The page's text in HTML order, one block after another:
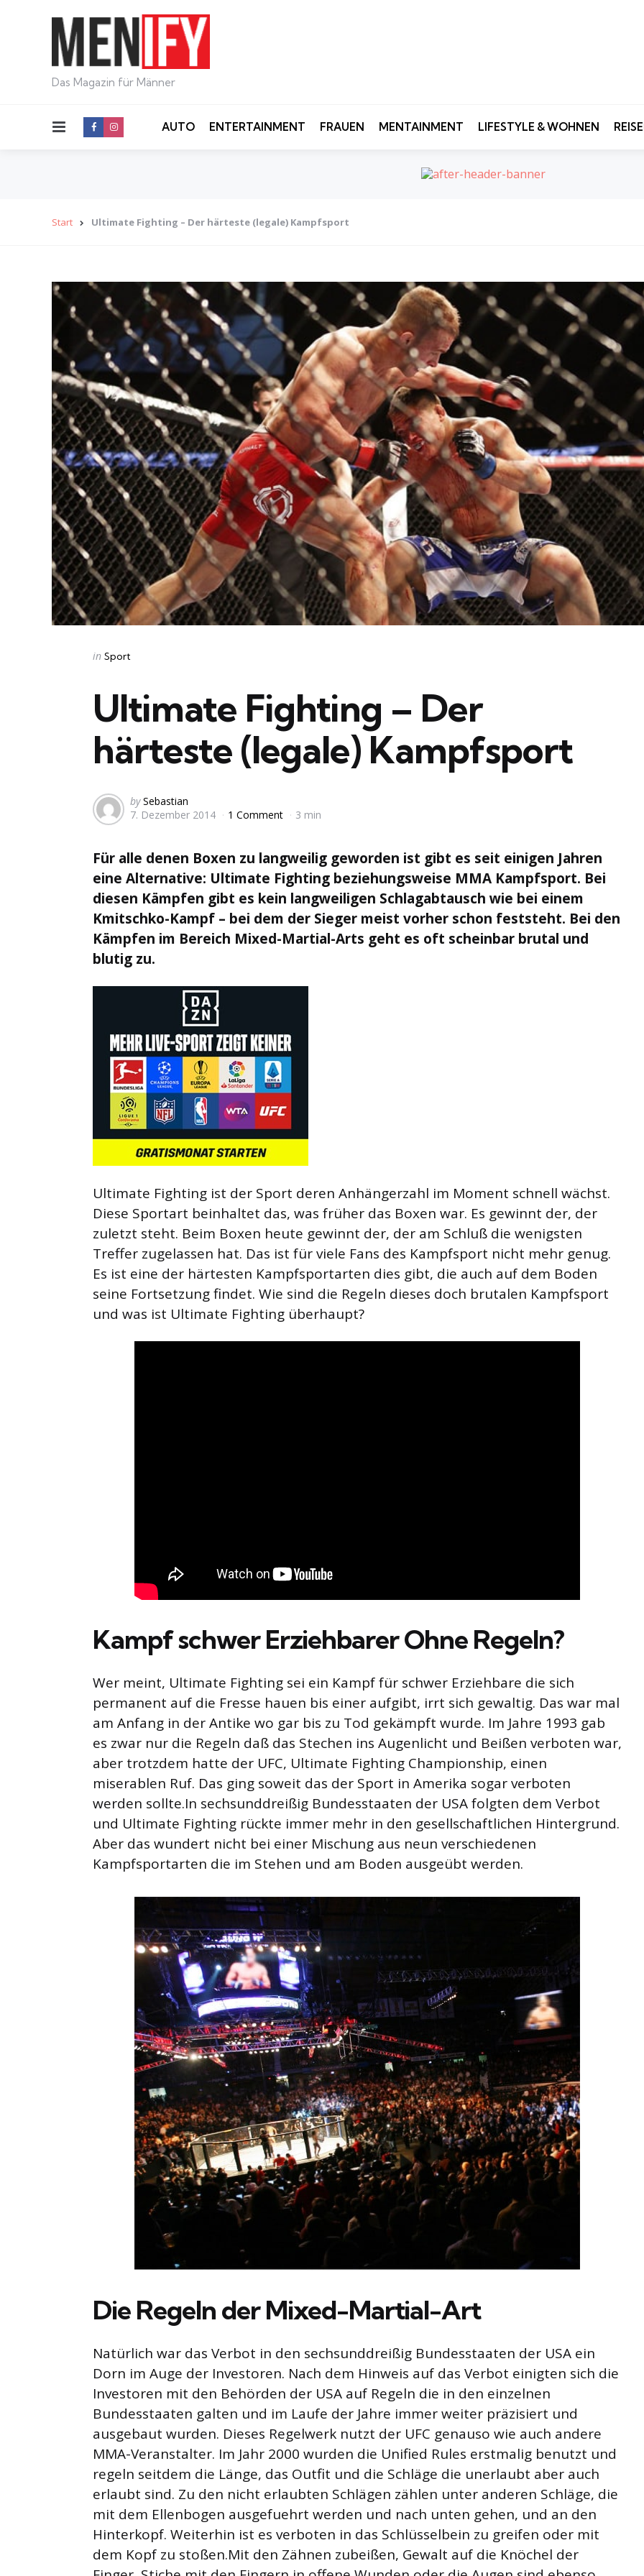
Das Magazin für Männer
Menu AUTO ENTERTAINMENT FRAUEN MENTAINMENT LIFESTYLE & WOHNEN
Start Ultimate Fighting – Der härteste (legale) Kampfsport
Categories
Posted
in Sport
Ultimate Fighting – Der
härteste (legale) Kampfsport
Posted
by
by Sebastian
7. Dezember 2014
1 Comment 3 min
Für alle denen Boxen zu langweilig geworden ist gibt es seit einigen Jahren
eine Alternative: Ultimate Fighting beziehungsweise MMA Kampfsport. Bei
diesen Kämpfen gibt es kein langweiligen Schlagabtausch wie bei einem
Kmitschko-Kampf – bei dem der Sieger meist vorher schon feststeht. Bei den
Kämpfen im Bereich Mixed-Martial-Arts geht es oft scheinbar brutal und
blutig zu.
Ultimate Fighting ist der Sport deren Anhängerzahl im Moment schnell wächst.
Diese Sportart beinhaltet das, was früher das Boxen war. Es gewinnt der, der
zuletzt steht. Beim Boxen heute gewinnt der, der am Schluß die wenigsten
Treffer zugelassen hat. Das ist für viele Fans des Kampfsport nicht mehr genug.
Es ist eine der härtesten Kampfsportarten dies gibt, die auch auf dem Boden
seine Fortsetzung findet. Wie sind die Regeln dieses doch brutalen Kampfsport
und was ist Ultimate Fighting überhaupt?
Kampf schwer Erziehbarer Ohne Regeln?
Wer meint, Ultimate Fighting sei ein Kampf für schwer Erziehbare die sich
permanent auf die Fresse hauen bis einer aufgibt, irrt sich gewaltig. Das war mal
am Anfang in der Antike wo gar bis zu Tod gekämpft wurde. Im Jahre 1993 gab
es zwar nur die Regeln daß das Stechen ins Augenlicht und Beißen verboten war,
aber trotzdem hatte der UFC, Ultimate Fighting Championship, einen
miserablen Ruf. Das ging soweit das der Sport in Amerika sogar verboten
werden sollte.In sechsunddreißig Bundesstaaten der USA folgten dem Verbot
und Ultimate Fighting rückte immer mehr in den gesellschaftlichen Hintergrund.
Aber das wundert nicht bei einer Mischung aus neun verschiedenen
Kampfsportarten die im Stehen und am Boden ausgeübt werden.
Die Regeln der Mixed-Martial-Art
Natürlich war das Verbot in den sechsunddreißig Bundesstaaten der USA ein
Dorn im Auge der Investoren. Nach dem Hinweis auf das Verbot einigten sich die
Investoren mit den Behörden der USA auf Regeln die in den einzelnen
Bundesstaaten galten und im Laufe der Jahre immer weiter präzisiert und
ausgebaut wurden. Dieses Regelwerk nutzt der UFC genauso wie auch andere
MMA-Veranstalter. Im Jahr 2000 wurden die Unified Rules erstmalig benutzt und
regeln seitdem die Länge, das Outfit und die Schläge die unerlaubt aber auch
erlaubt sind. Zu den nicht erlaubten Schlägen zählen unter anderen Schläge, die
mit dem Ellenbogen ausgefuehrt werden und nach unten gehen, und an den
Hinterkopf. Weiterhin ist es verboten in das Schlüsselbein zu greifen oder mit
dem Kopf zu stoßen.Mit den Zähnen zubeißen, Gewalt auf die Knöchel der